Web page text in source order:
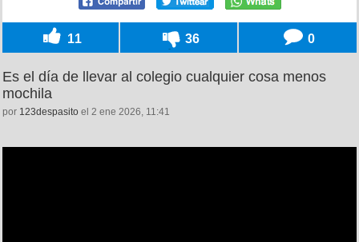
11 36 0
Es el día de llevar al colegio cualquier cosa menos
mochila
por 123despasito el 2 ene 2026, 11:41